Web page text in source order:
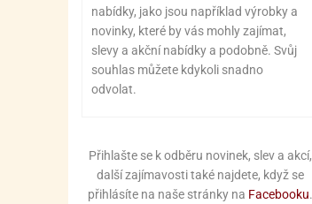
nabídky, jako jsou například výrobky a
novinky, které by vás mohly zajímat,
slevy a akční nabídky a podobně. Svůj
souhlas můžete kdykoli snadno
odvolat.
Přihlašte se k odběru novinek, slev a akcí,
další zajímavosti také najdete, když se
přihlásíte na naše stránky na Facebooku.